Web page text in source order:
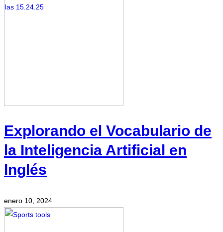
Explorando el Vocabulario de
la Inteligencia Artificial en
Inglés
enero 10, 2024